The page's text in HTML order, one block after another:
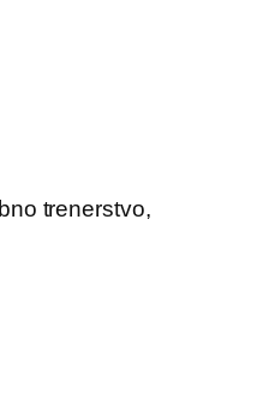
trenerstvo,